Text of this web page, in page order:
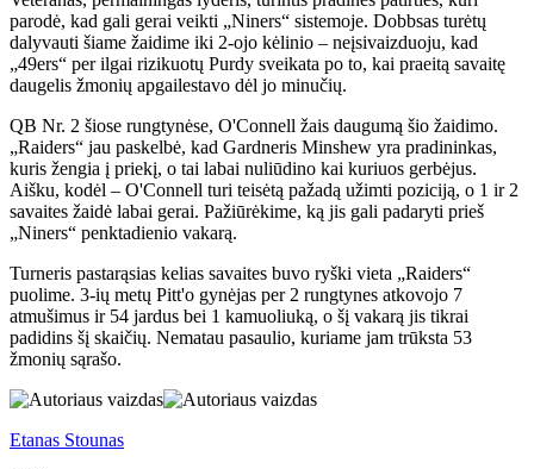
parodė, kad gali gerai veikti „Niners“ sistemoje. Dobbsas turėtų
dalyvauti šiame žaidime iki 2-ojo kėlinio – neįsivaizduoju, kad
„49ers“ per ilgai rizikuotų Purdy sveikata po to, kai praeitą savaitę
daugelis žmonių apgailestavo dėl jo minučių.
QB Nr. 2 šiose rungtynėse, O'Connell žais daugumą šio žaidimo.
„Raiders“ jau paskelbė, kad Gardneris Minshew yra pradininkas,
kuris žengia į priekį, o tai labai nuliūdino kai kuriuos gerbėjus.
Aišku, kodėl – O'Connell turi teisėtą pažadą užimti poziciją, o 1 ir 2
savaites žaidė labai gerai. Pažiūrėkime, ką jis gali padaryti prieš
„Niners“ penktadienio vakarą.
Turneris pastarąsias kelias savaites buvo ryški vieta „Raiders“
puolime. 3-ių metų Pitt'o gynėjas per 2 rungtynes ​​atkovojo 7
atmušimus ir 54 jardus bei 1 kamuoliuką, o šį vakarą jis tikrai
padidins šį skaičių. Nematau pasaulio, kuriame jam trūksta 53
žmonių sąrašo.
Etanas Stounas